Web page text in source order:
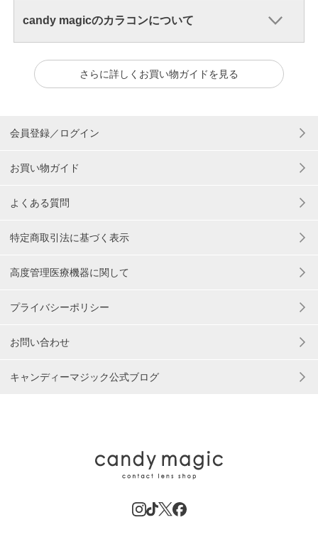
candy magicのカラコンについて
さらに詳しくお買い物ガイドを見る
会員登録／ログイン
お買い物ガイド
よくある質問
特定商取引法に基づく表示
高度管理医療機器に関して
プライバシーポリシー
お問い合わせ
キャンディーマジック公式ブログ